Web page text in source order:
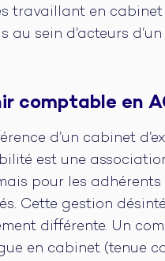
travaillant en
au sein d’acteurs
comptable en
d’un cabinet
est une
pour les
Cette gestion
différente. Un
en cabinet (tenue